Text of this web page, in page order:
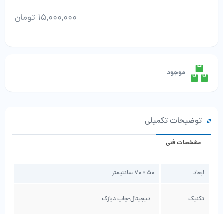
15,000,000 تومان
اثر
دوم
عدد
موجود
توضیحات تکمیلی
مشخصات فنی
ابعاد 50 × 70 سانتیمتر
تکنیک دیجیتال-چاپ دیازک